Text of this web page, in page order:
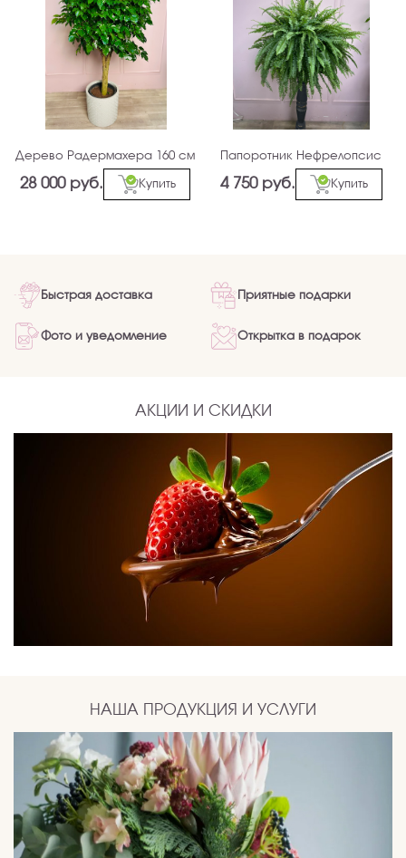
Дерево Радермахера 160 см
28 000 руб. Купить
Папоротник Нефрелопсис
4 750 руб. Купить
Быстрая доставка Приятные подарки
Фото и уведомление Открытка в подарок
АКЦИИ И СКИДКИ
НАША ПРОДУКЦИЯ И УСЛУГИ